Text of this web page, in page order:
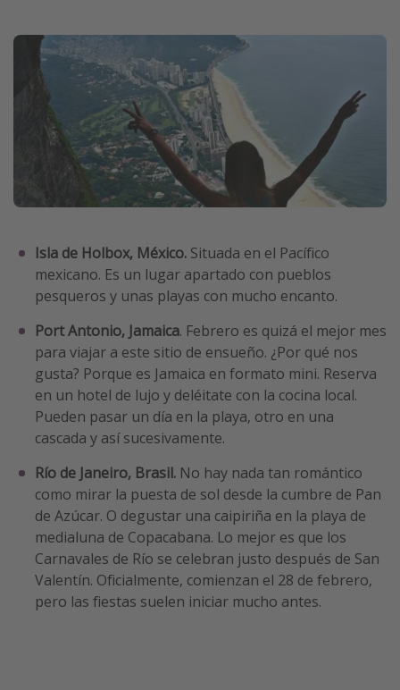
Isla de Holbox, México. Situada en el Pacífico
mexicano. Es un lugar apartado con pueblos
pesqueros y unas playas con mucho encanto.
Port Antonio, Jamaica. Febrero es quizá el mejor mes
para viajar a este sitio de ensueño. ¿Por qué nos
gusta? Porque es Jamaica en formato mini. Reserva
en un hotel de lujo y deléitate con la cocina local.
Pueden pasar un día en la playa, otro en una
cascada y así sucesivamente.
Río de Janeiro, Brasil. No hay nada tan romántico
como mirar la puesta de sol desde la cumbre de Pan
de Azúcar. O degustar una caipiriña en la playa de
medialuna de Copacabana. Lo mejor es que los
Carnavales de Río se celebran justo después de San
Valentín. Oficialmente, comienzan el 28 de febrero,
pero las fiestas suelen iniciar mucho antes.